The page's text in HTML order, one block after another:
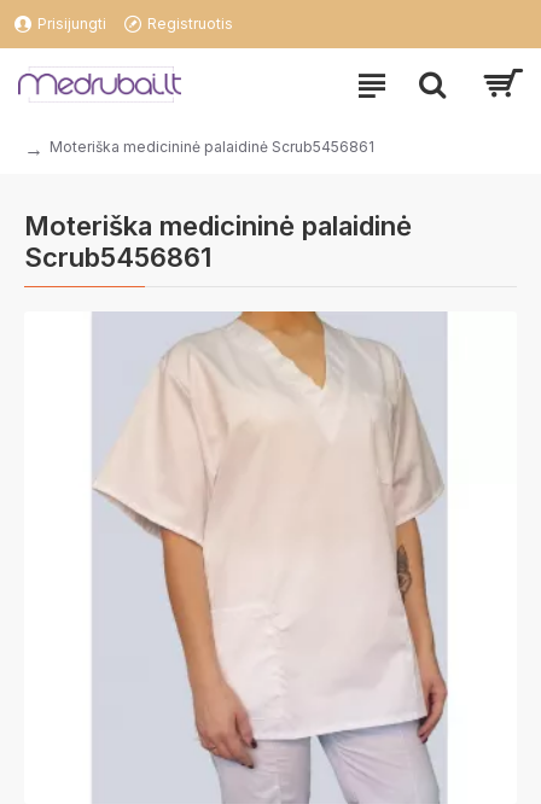
Prisijungti Registruotis
Moteriška medicininė palaidinė Scrub5456861
Moteriška medicininė palaidinė
Scrub5456861